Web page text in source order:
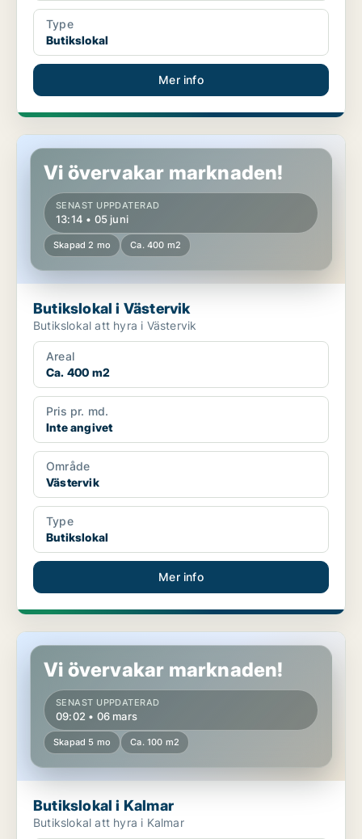
Type
Butikslokal
Mer info
Butikslokal i Västervik
Vi övervakar marknaden!
SENAST UPPDATERAD
13:14 • 05 juni
Skapad 2 mo Ca. 400 m2
Butikslokal i Västervik
Butikslokal att hyra i Västervik
Areal
Ca. 400 m2
Pris pr. md.
Inte angivet
Område
Västervik
Type
Butikslokal
Mer info
Butikslokal i Kalmar
Vi övervakar marknaden!
SENAST UPPDATERAD
09:02 • 06 mars
Skapad 5 mo Ca. 100 m2
Butikslokal i Kalmar
Butikslokal att hyra i Kalmar